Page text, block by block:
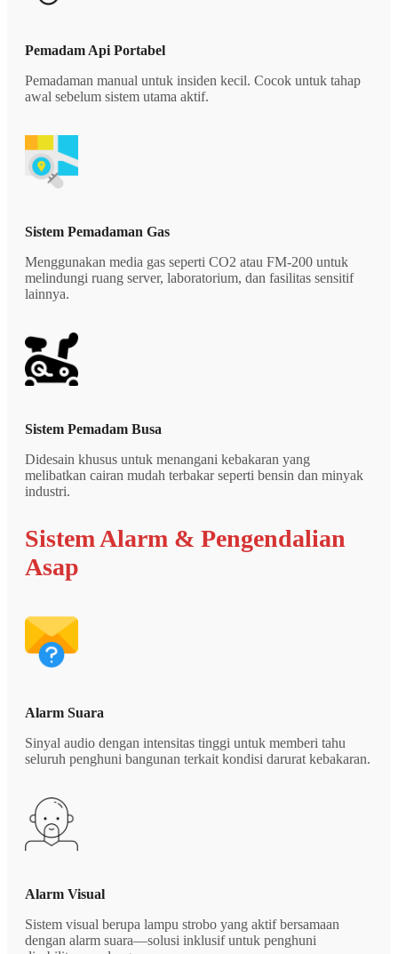
Pemadam Api Portabel
Pemadaman manual untuk insiden kecil. Cocok untuk tahap
awal sebelum sistem utama aktif.
Sistem Pemadaman Gas
Menggunakan media gas seperti CO2 atau FM-200 untuk
melindungi ruang server, laboratorium, dan fasilitas sensitif
lainnya.
Sistem Pemadam Busa
Didesain khusus untuk menangani kebakaran yang
melibatkan cairan mudah terbakar seperti bensin dan minyak
industri.
Sistem Alarm & Pengendalian
Asap
Alarm Suara
Sinyal audio dengan intensitas tinggi untuk memberi tahu
seluruh penghuni bangunan terkait kondisi darurat kebakaran.
Alarm Visual
Sistem visual berupa lampu strobo yang aktif bersamaan
dengan alarm suara—solusi inklusif untuk penghuni